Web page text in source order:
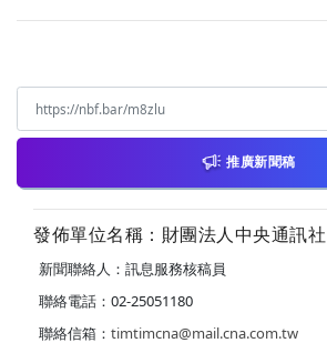
推廣新聞稿
發佈單位名稱：財團法人中央通訊社
新聞聯絡人：訊息服務核稿員
聯絡電話：02-25051180
聯絡信箱： timtimcna@mail.cna.com.tw